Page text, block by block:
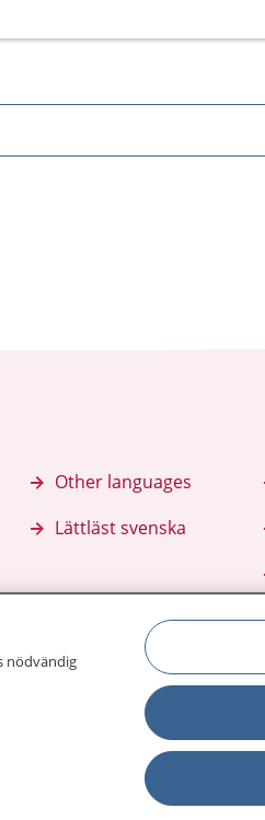
Other languages
Lättläst svenska
nödvändig